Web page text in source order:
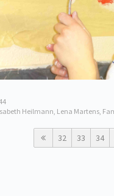
Heilmann, Lena Martens,
32 33 34